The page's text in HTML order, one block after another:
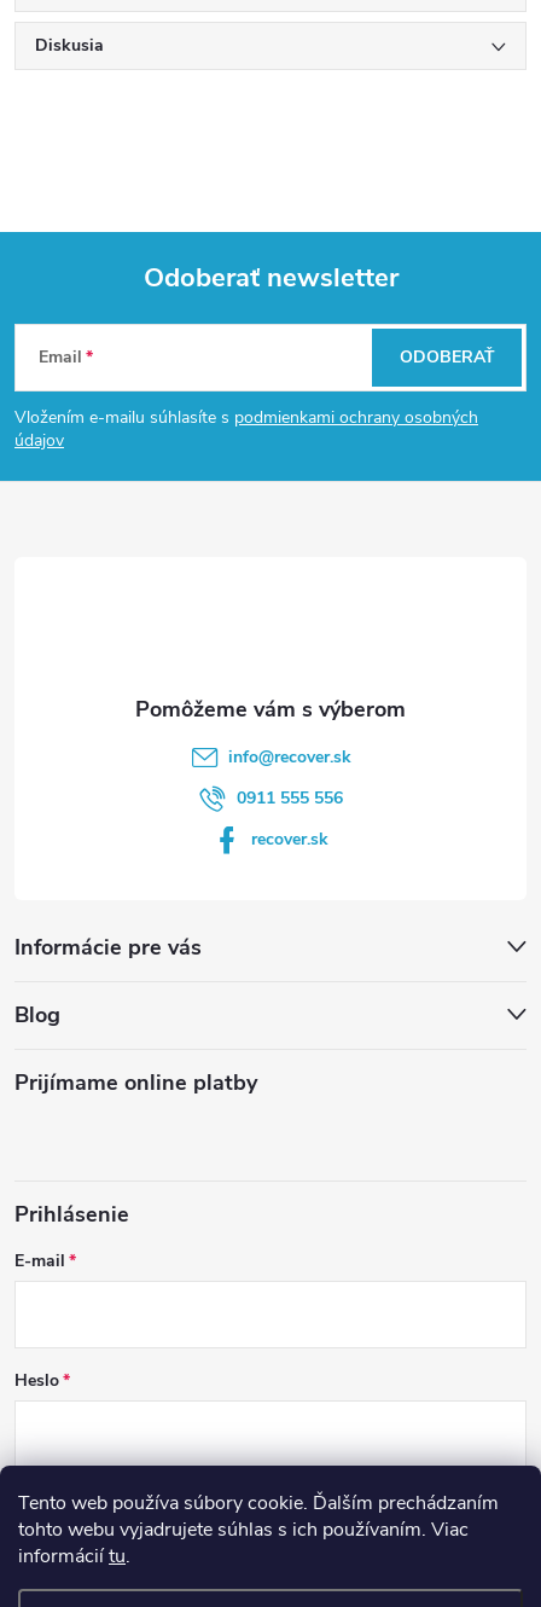
Tento web používa súbory cookie. Ďalším prechádzaním
tohto webu vyjadrujete súhlas s ich používaním. Viac
informáciítu.
Diskusia
Z
á
p
Odoberať newsletter
Email
Vložením e-mailu súhlasíte s podmienkami ochrany osobných
údajov
ODOBERAŤ
info@recover.sk
0911 555 556
recover.sk
Informácie pre vás
Blog
Prijímame online platby
Prihlásenie
E-mail
Heslo
PRIHLÁSIŤ SA